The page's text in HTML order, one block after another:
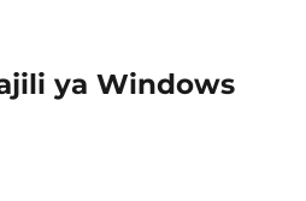
ya Windows